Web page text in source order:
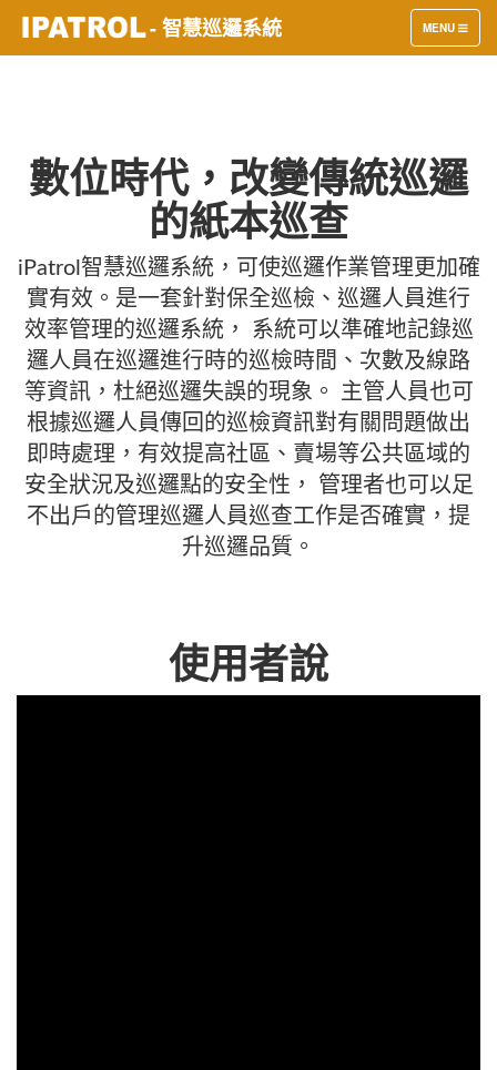
TOGGLE
NAVIGATION
MENU
- 智慧巡邏系統
數位時代，改變傳統巡邏
的紙本巡查
iPatrol智慧巡邏系統，可使巡邏作業管理更加確
實有效。是一套針對保全巡檢、巡邏人員進行
效率管理的巡邏系統， 系統可以準確地記錄巡
邏人員在巡邏進行時的巡檢時間、次數及線路
等資訊，杜絕巡邏失誤的現象。 主管人員也可
根據巡邏人員傳回的巡檢資訊對有關問題做出
即時處理，有效提高社區、賣場等公共區域的
安全狀況及巡邏點的安全性， 管理者也可以足
不出戶的管理巡邏人員巡查工作是否確實，提
升巡邏品質。
使用者說